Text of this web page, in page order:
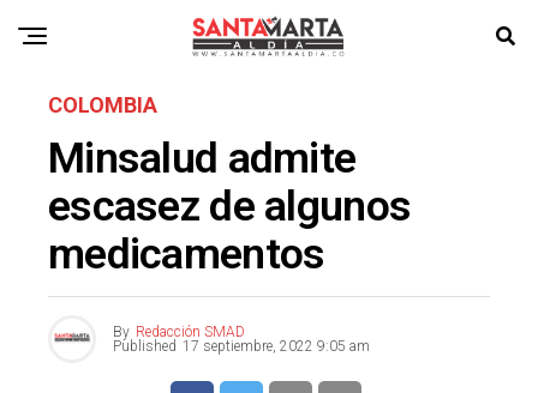
COLOMBIA
Minsalud admite
escasez de algunos
medicamentos
By Redacción SMAD
Published 17 septiembre, 2022 9:05 am